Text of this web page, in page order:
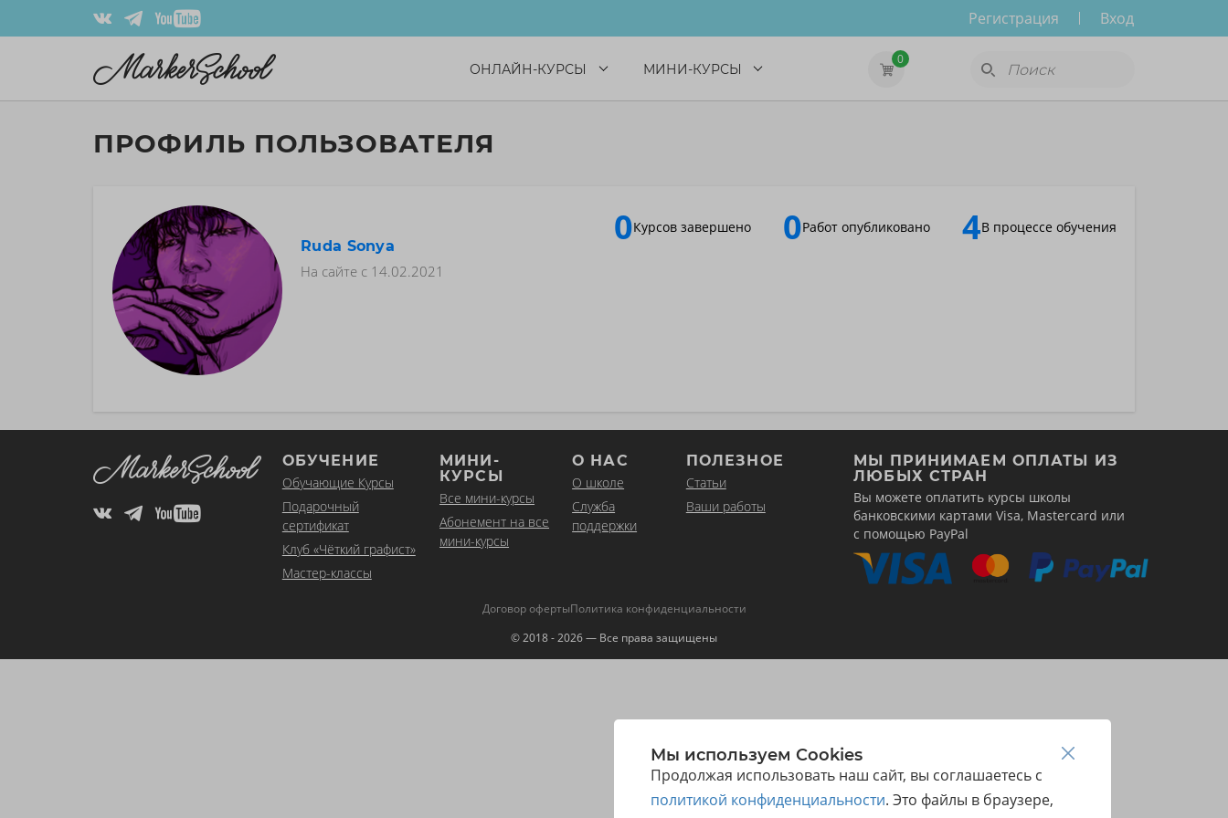
Регистрация Вход
ОНЛАЙН-КУРСЫ МИНИ-КУРСЫ
0
ПРОФИЛЬ ПОЛЬЗОВАТЕЛЯ
Ruda Sonya
На сайте с 14.02.2021
0Курсов завершено 0Работ опубликовано 4В процессе обучения
Мы используем Cookies
Продолжая использовать наш сайт, вы соглашаетесь с
политикой конфиденциальности. Это файлы в браузере,
ОБУЧЕНИЕ
Обучающие Курсы
Подарочный
сертификат
Клуб «Чёткий графист»
Мастер-классы
МИНИ-
КУРСЫ
Все мини-курсы
Абонемент на все
мини-курсы
О НАС
О школе
Служба
поддержки
ПОЛЕЗНОЕ
Статьи
Ваши работы
МЫ ПРИНИМАЕМ ОПЛАТЫ ИЗ
ЛЮБЫХ СТРАН
Вы можете оплатить курсы школы
банковскими картами Visa, Mastercard или
с помощью PayPal
Договор офертыПолитика конфиденциальности
© 2018 - 2026 — Все права защищены